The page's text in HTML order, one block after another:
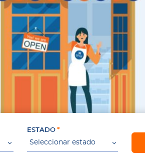
ESTADO
Seleccionar estado